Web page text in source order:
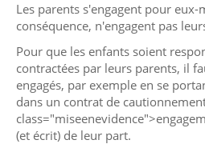
Les parents s'engagent pour eux-
conséquence, n'engagent pas
Pour que les enfants soient
contractées par leurs parents, il
engagés, par exemple en se
dans un contrat de
(et écrit) de leur part.